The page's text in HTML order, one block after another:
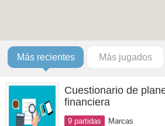
Más recientes Más jugados
Cuestionario de
financiera
9 partidas Marcas